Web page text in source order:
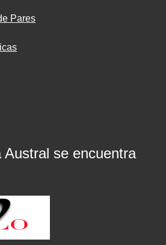
Pares
Austral se encuentra